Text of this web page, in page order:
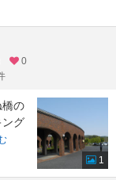
0
橋の
ング
1